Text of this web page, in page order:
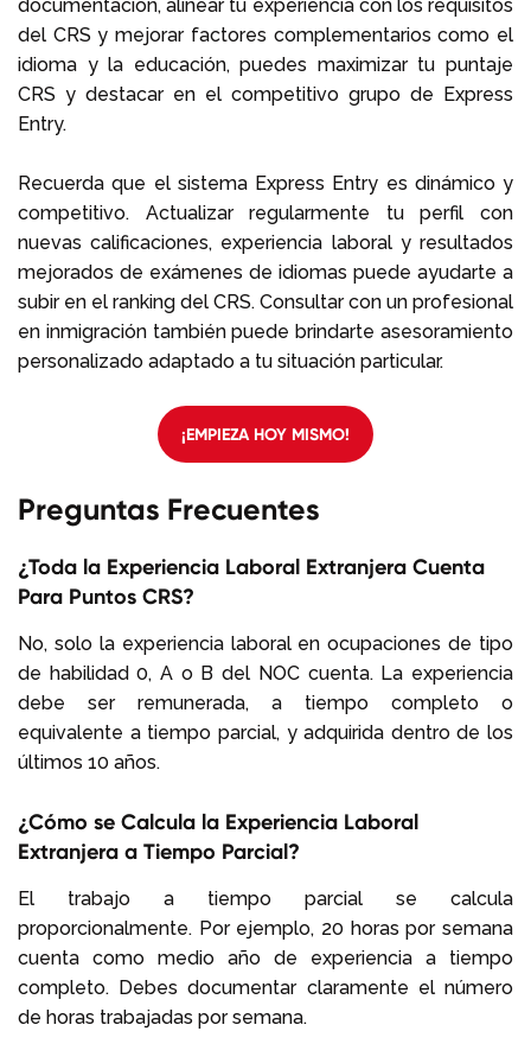
documentación, alinear tu experiencia con los requisitos
del CRS y mejorar factores complementarios como el
idioma y la educación, puedes maximizar tu puntaje
CRS y destacar en el competitivo grupo de Express
Entry.
Recuerda que el sistema Express Entry es dinámico y
competitivo. Actualizar regularmente tu perfil con
nuevas calificaciones, experiencia laboral y resultados
mejorados de exámenes de idiomas puede ayudarte a
subir en el ranking del CRS. Consultar con un profesional
en inmigración también puede brindarte asesoramiento
personalizado adaptado a tu situación particular.
¡EMPIEZA HOY MISMO!
Preguntas Frecuentes
¿Toda la Experiencia Laboral Extranjera Cuenta
Para Puntos CRS?
No, solo la experiencia laboral en ocupaciones de tipo
de habilidad 0, A o B del NOC cuenta. La experiencia
debe ser remunerada, a tiempo completo o
equivalente a tiempo parcial, y adquirida dentro de los
últimos 10 años.
¿Cómo se Calcula la Experiencia Laboral
Extranjera a Tiempo Parcial?
El trabajo a tiempo parcial se calcula
proporcionalmente. Por ejemplo, 20 horas por semana
cuenta como medio año de experiencia a tiempo
completo. Debes documentar claramente el número
de horas trabajadas por semana.